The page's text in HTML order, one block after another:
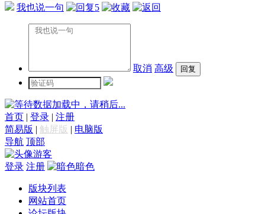
我也说一句 5
取消 高级
数据加载中，请稍后...
首页 | 登录 | 注册
简易版 | 触屏版 | 电脑版
导航 顶部
游客
登录 注册 暗色
版块列表
网站首页